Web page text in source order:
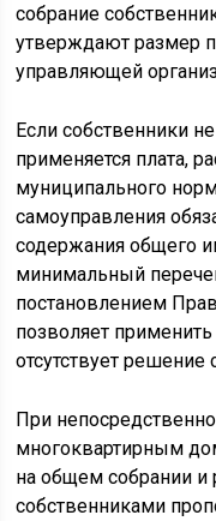
собрание
утверждают размер
управляющей
Если собственники
применяется плата,
муниципального
самоуправления
содержания общего
минимальный
постановлением
позволяет
отсутствует решение
При
многоквартирным
на общем собрании и
собственниками